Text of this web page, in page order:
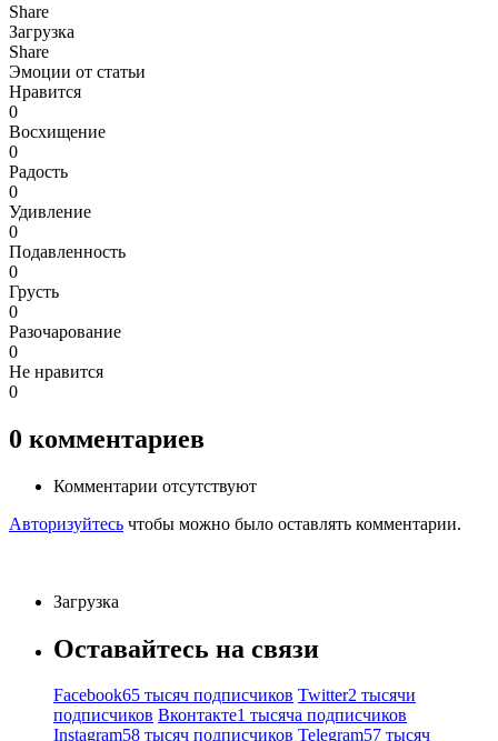
Share
Загрузка
Share
Эмоции от статьи
Нравится
0
Восхищение
0
Радость
0
Удивление
0
Подавленность
0
Грусть
0
Разочарование
0
Не нравится
0
0 комментариев
Комментарии отсутствуют
Авторизуйтесь чтобы можно было оставлять комментарии.
Загрузка
Оставайтесь на связи
Facebook65 тысяч подписчиков Twitter2 тысячи
подписчиков Вконтакте1 тысяча подписчиков
Instagram58 тысяч подписчиков Telegram57 тысяч